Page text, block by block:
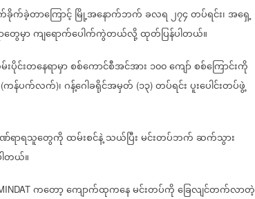
က်ခဲ့တာကြောင့်မြို့အနောက်ဘက်ခလရ၂၇၄တပ်ရင်း၊အရှေ့
တွေမှာကျရောက်ပေါက်ကွဲတယ်လို့ထုတ်ပြန်ပါတယ်။
ပိုင်းတနေရာမှာစစ်ကောင်စီအင်အား ၁၀၀ကျော်စစ်ကြောင်းကို
(ကန်ပက်လက်)၊ဂန့်ဂေါခရိုင်အမှတ် (၁၃) တပ်ရင်းပူးပေါင်းတပ်ဖွဲ့
ရာရသူတွေကိုထမ်းစင်နဲ့သယ်ပြီးမင်းတပ်ဘက်ဆက်သွား
တယ်။
က‌တော့ကျောက်ထုကနေမင်းတပ်ကိုခြေလျင်တက်လာတဲ့